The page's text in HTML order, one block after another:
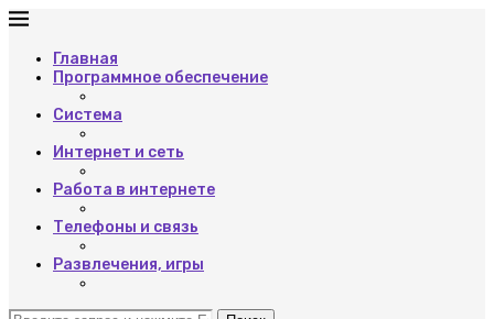
Главная
Программное обеспечение
Система
Интернет и сеть
Работа в интернете
Телефоны и связь
Развлечения, игры